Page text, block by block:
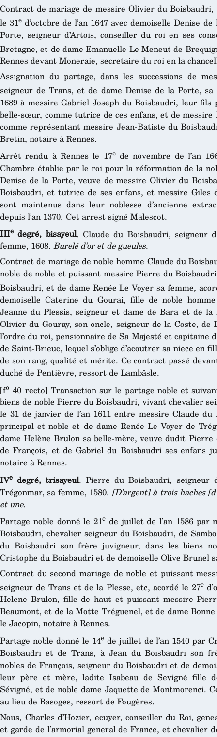
Contract de mariage de messire Olivier du
le 31e d’octobre de l’an 1647 avec demoiselle Denise
Porte, seigneur d’Artois, conseiller du roi en ses
Bretagne, et de dame Emanuelle Le Meneut de
Rennes devant Moneraie, secretaire du roi en la
Assignation du partage, dans les successions de
seigneur de Trans, et de dame Denise de la Porte, sa
1689 à messire Gabriel Joseph du Boisbaudri, leur fils
belle-sœur, comme tutrice de ces enfans, et de
comme représentant messire Jean-Batiste du
Bretin, notaire à Rennes.
Arrêt rendu à Rennes le 17ede novembre de l’an
Chambre établie par le roi pour la réformation de la
Denise de la Porte, veuve de messire Olivier du
Boisbaudri, et tutrice de ses enfans, et messire Giles
sont maintenus dans leur noblesse d’ancienne
depuis l’an 1370. Cet arrest signé Malescot.
IIIe degré, bisayeul. Claude du Boisbaudri, seigneur
femme, 1608. Burelé d’or et de gueules.
Contract de mariage de noble homme Claude du
noble de noble et puissant messire Pierre du
Boisbaudri, et de dame Renée Le Voyer sa femme,
demoiselle Caterine du Gourai, fille de noble
Jeanne du Plessis, seigneur et dame de Bara et de
Olivier du Gouray, son oncle, seigneur de la Coste,
l’ordre du roi, pensionnaire de Sa Majesté et capitaine
de Saint-Brieuc, lequel s’oblige d’acoutrer sa niece en
de son rang, qualité et mérite. Ce contract passé
duché de Pentièvre, ressort de Lambâsle.
[fo 40 recto] Transaction sur le partage noble et
biens de noble Pierre du Boisbaudri, vivant chevalier
le 31 de janvier de l’an 1611 entre messire Claude
principal et noble et de dame Renée Le Voyer de
dame Helène Brulon sa belle-mère, veuve dudit
de François, et de Gabriel du Boisbaudri ses enfans
notaire à Rennes.
IVe degré, trisayeul. Pierre du Boisbaudri, seigneur
Trégonmar, sa femme, 1580. [D’argent] à trois haches
et une.
Partage noble donné le 21e de juillet de l’an 1586 par
Boisbaudri, chevalier seigneur du Boisbaudri, de
du Boisbaudri son frère juvigneur, dans les biens
Cristophe du Boisbaudri et de demoiselle Olive Brunel
Contract du second mariage de noble et puissant
seigneur de Trans et de la Plesse, etc, acordé le 27e
Helene Brulon, fille de haut et puissant messire
Beaumont, et de la Motte Tréguenel, et de dame
le Jacopin, notaire à Rennes.
Partage noble donné le 14ede juillet de l’an 1540 par
Boisbaudri et de Trans, à Jean du Boisbaudri son
nobles de François, seigneur du Boisbaudri et de
leur père et mère, ladite Isabeau de Sevigné fille
Sévigné, et de noble dame Jaquette de Montmorenci.
au lieu de Basoges, ressort de Fougères.
Nous, Charles d’Hozier, ecuyer, conseiller du Roi,
et garde de l’armorial general de France, et chevalier